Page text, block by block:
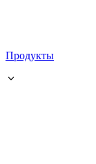
Продукты